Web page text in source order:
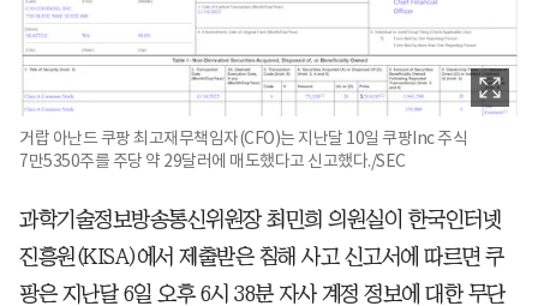
거랍 아난드 쿠팡 최고재무책임자(CFO)는 지난달 10일 쿠팡Inc 주식
7만5350주를 주당 약 29달러에 매도했다고 신고했다./SEC
과학기술정보방송통신위원장 최민희 의원실이 한국인터넷
진흥원(KISA)에서 제출받은 침해 사고 신고서에 따르면 쿠
팡은 지난달 6일 오후 6시 38분 자사 계정 정보에 대한 무단